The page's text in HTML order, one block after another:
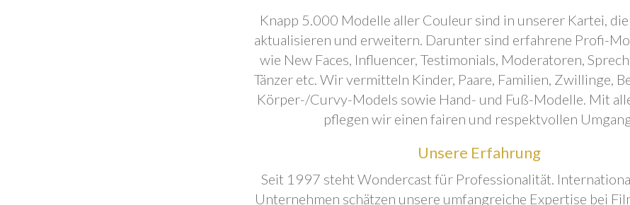
Knapp 5.000 Modelle aller Couleur sind in unserer Kartei,
aktualisieren und erweitern. Darunter sind erfahrene Profi-
wie New Faces, Influencer, Testimonials, Moderatoren,
Tänzer etc. Wir vermitteln Kinder, Paare, Familien, Zwillinge,
Körper-/Curvy-Models sowie Hand- und Fuß-Modelle. Mit
pflegen wir einen fairen und respektvollen
Unsere Erfahrung
Seit 1997 steht Wondercast für Professionalität.
Unternehmen schätzen unsere umfangreiche Expertise bei